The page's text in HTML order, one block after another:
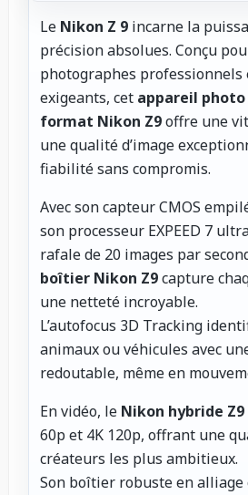
Le Nikon Z 9 incarne la
précision absolues. Conçu
photographes professionnels
exigeants, cet appareil
format Nikon Z9offre une
une qualité d’image
fiabilité sans compromis.
Avec son capteur CMOS
son processeur EXPEED 7
rafale de 20 images par
boîtier Nikon Z9capture
une netteté incroyable.
L’autofocus 3D Tracking
animaux ou véhicules avec
redoutable, même en
En vidéo, le Nikon hybride Z9
60p et 4K 120p, offrant une
créateurs les plus ambitieux.
Son boîtier robuste en alliage